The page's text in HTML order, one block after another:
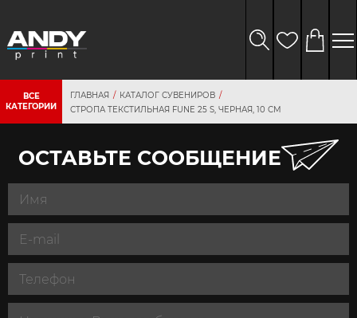
ВСЕ
КАТЕГОРИИ
ГЛАВНАЯ
КАТАЛОГ СУВЕНИРОВ
СТРОПА ТЕКСТИЛЬНАЯ FUNE 25 S, ЧЕРНАЯ, 10 СМ
ОСТАВЬТЕ СООБЩЕНИЕ
данных